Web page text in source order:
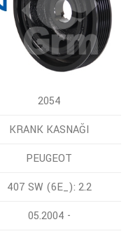
2054
KRANK KASNAĞI
PEUGEOT
407 SW (6E_): 2.2
05.2004 -